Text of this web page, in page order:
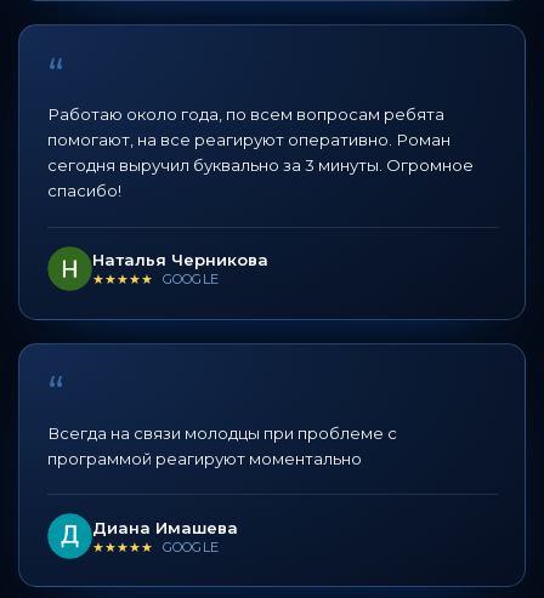
“
Работаю около года, по всем вопросам ребята
помогают, на все реагируют оперативно. Роман
сегодня выручил буквально за 3 минуты. Огромное
спасибо!
Наталья Черникова
★★★★★ GOOGLE
“
Всегда на связи молодцы при проблеме с
программой реагируют моментально
Диана Имашева
★★★★★ GOOGLE